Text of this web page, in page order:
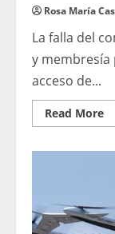
Rosa María
La falla del
y
acceso de...
Read More